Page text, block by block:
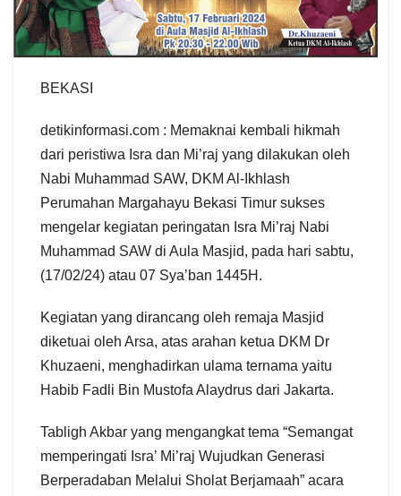
BEKASI
detikinformasi.com : Memaknai kembali hikmah
dari peristiwa Isra dan Mi’raj yang dilakukan oleh
Nabi Muhammad SAW, DKM Al-Ikhlash
Perumahan Margahayu Bekasi Timur sukses
mengelar kegiatan peringatan Isra Mi’raj Nabi
Muhammad SAW di Aula Masjid, pada hari sabtu,
(17/02/24) atau 07 Sya’ban 1445H.
Kegiatan yang dirancang oleh remaja Masjid
diketuai oleh Arsa, atas arahan ketua DKM Dr
Khuzaeni, menghadirkan ulama ternama yaitu
Habib Fadli Bin Mustofa Alaydrus dari Jakarta.
Tabligh Akbar yang mengangkat tema “Semangat
memperingati Isra’ Mi’raj Wujudkan Generasi
Berperadaban Melalui Sholat Berjamaah” acara